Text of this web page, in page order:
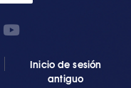
Inicio de sesión
antiguo